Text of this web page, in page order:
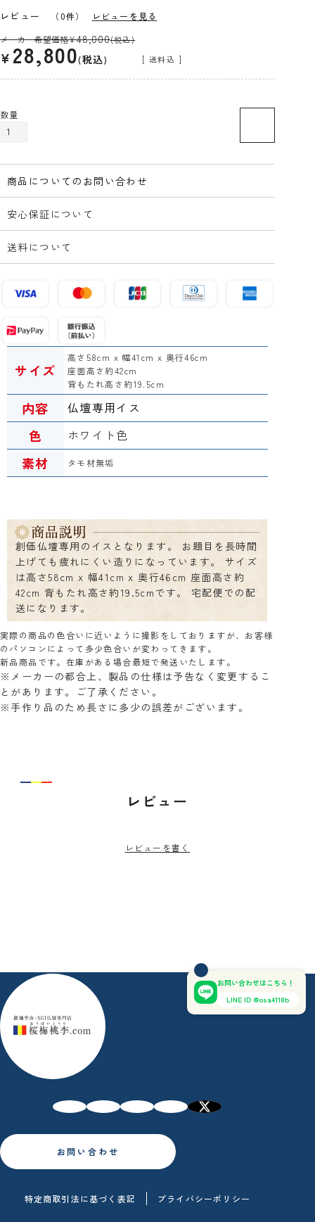
レビュー （0件）
レビューを見る
メーカー希望価格¥48,000(税込)
¥ 28,800 税込 送料込
商品についてのお問い合わせ
安心保証について
送料について
サイズ
高さ58cm x 幅41cm x 奥行46cm
座面高さ約42cm
背もたれ高さ約19.5cm
内容 仏壇専用イス
色 ホワイト色
素材 タモ材無垢
創価仏壇専用のイスとなります。 お題目を長時間
上げても疲れにくい造りになっています。 サイズ
は高さ58cm x 幅41cm x 奥行46cm 座面高さ約
42cm 背もたれ高さ約19.5cmです。 宅配便での配
送になります。
実際の商品の色合いに近いように撮影をしておりますが、お客様
のパソコンによって多少色合いが変わってきます。
新品商品です。在庫がある場合最短で発送いたします。
※メーカーの都合上、製品の仕様は予告なく変更するこ
とがあります。ご了承ください。
※手作り品のため長さに多少の誤差がございます。
レビュー
レビューを書く
お問い合わせはこちら！
LINE ID @osa4118b
お問い合わせ
特定商取引法に基づく表記 プライバシーポリシー